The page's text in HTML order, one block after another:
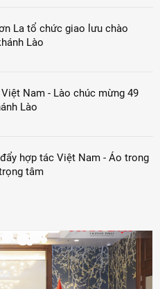
La tổ chức giao lưu chào
Lào
Nam - Lào chúc mừng 49
Lào
hợp tác Việt Nam - Áo trong
tâm